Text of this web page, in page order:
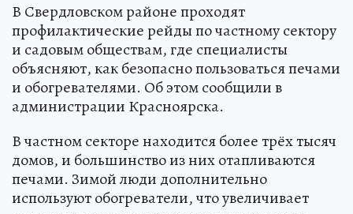
В Свердловском районе проходят
профилактические рейды по частному сектору
и садовым обществам, где специалисты
объясняют, как безопасно пользоваться печами
и обогревателями. Об этом сообщили в
администрации Красноярска.
В частном секторе находится более трёх тысяч
домов, и большинство из них отапливаются
печами. Зимой люди дополнительно
используют обогреватели, что увеличивает